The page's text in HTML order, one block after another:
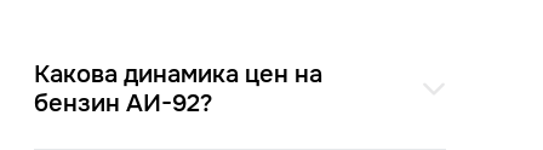
Какова динамика цен на
бензин АИ-92?